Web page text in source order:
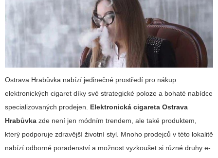
Ostrava Hrabůvka nabízí jedinečné prostředí pro nákup
elektronických cigaret díky své strategické poloze a bohaté nabídce
specializovaných prodejen. Elektronická cigareta Ostrava
Hrabůvka zde není jen módním trendem, ale také produktem,
který podporuje zdravější životní styl. Mnoho prodejců v této lokalitě
nabízí odborné poradenství a možnost vyzkoušet si různé druhy e-